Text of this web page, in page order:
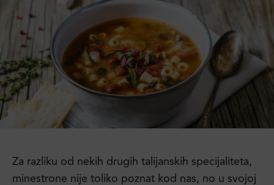
Za razliku od nekih drugih talijanskih specijaliteta,
minestrone nije toliko poznat kod nas, no u svojoj